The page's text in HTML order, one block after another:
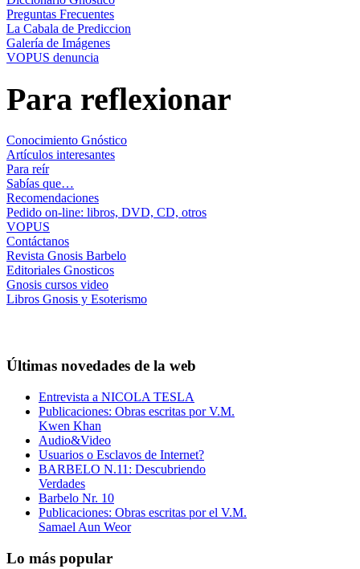
Preguntas Frecuentes
La Cabala de Prediccion
Galería de Imágenes
VOPUS denuncia
Para reflexionar
Conocimiento Gnóstico
Artículos interesantes
Para reír
Sabías que…
Recomendaciones
Pedido on-line: libros, DVD, CD, otros
VOPUS
Contáctanos
Revista Gnosis Barbelo
Editoriales Gnosticos
Gnosis cursos video
Libros Gnosis y Esoterismo
Últimas novedades de la web
Entrevista a NICOLA TESLA
Publicaciones: Obras escritas por V.M.
Kwen Khan
Audio&Video
Usuarios o Esclavos de Internet?
BARBELO N.11: Descubriendo
Verdades
Barbelo Nr. 10
Publicaciones: Obras escritas por el V.M.
Samael Aun Weor
Lo más popular